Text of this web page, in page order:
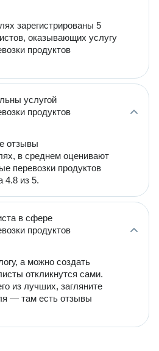
зарегистрированы 5
оказывающих услугу
продуктов
услугой
продуктов
отзывы
в среднем оценивают
перевозки продуктов
4.8 из 5.
в сфере
продуктов
а можно создать
откликнутся сами.
из лучших, загляните
— там есть отзывы